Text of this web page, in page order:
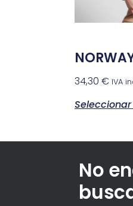
34,30 € IVA
No